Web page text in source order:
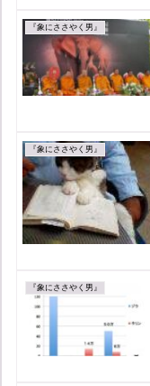
『象にささやく男』
『象にささやく男』
『象にささやく男』